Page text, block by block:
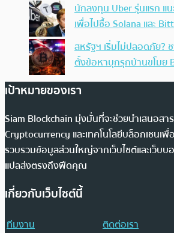
นักลงทุน Uber รุ่นแรก แน
เพื่อไปซื้อ Solana และ
สหรัฐฯ เริ่มไม่ปลอดภัย?
ตั้งข้อหาบุกรุกบ้านขโมย
เป้าหมายของเรา
Siam Blockchain มุ่งมั่นที่จะช่วยนำเสนอสา
Cryptocurrency และเทคโนโลยีบล็อกเชนเพื่
รวบรวมข้อมูลส่วนใหญ่จากเว็บไซต์และเว็บบ
แปลส่งตรงถึงฟีดคุณ
เกี่ยวกับเว็บไซต์นี้
ทีมงาน
ติดต่อเรา